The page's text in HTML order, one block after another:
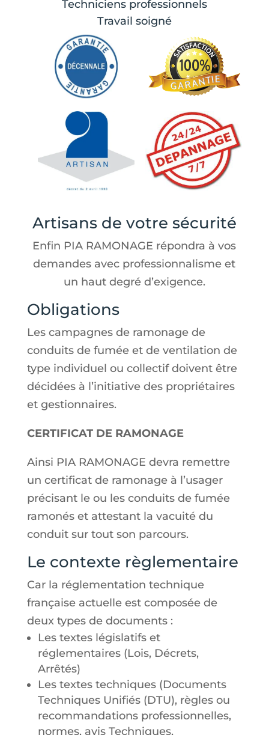
Techniciens professionnels
Travail soigné
Artisans de votre sécurité
Enfin PIA RAMONAGE répondra à vos
demandes avec professionnalisme et
un haut degré d’exigence.
Obligations
Les campagnes de ramonage de
conduits de fumée et de ventilation de
type individuel ou collectif doivent être
décidées à l’initiative des propriétaires
et gestionnaires.
CERTIFICAT DE RAMONAGE
Ainsi PIA RAMONAGE devra remettre
un certificat de ramonage à l’usager
précisant le ou les conduits de fumée
ramonés et attestant la vacuité du
conduit sur tout son parcours.
Le contexte règlementaire
Car la réglementation technique
française actuelle est composée de
deux types de documents :
Les textes législatifs et
réglementaires (Lois, Décrets,
Arrêtés)
Les textes techniques (Documents
Techniques Unifiés (DTU), règles ou
recommandations professionnelles,
normes, avis Techniques,